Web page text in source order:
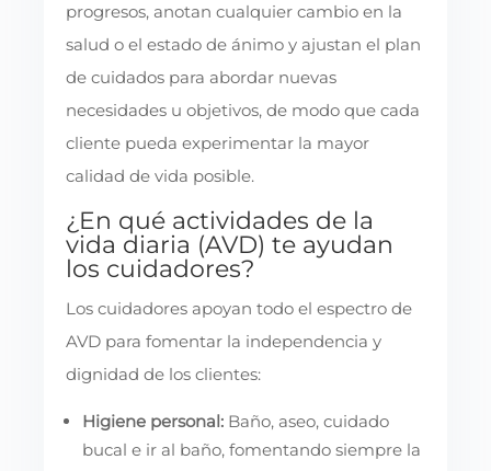
progresos, anotan cualquier cambio en la
salud o el estado de ánimo y ajustan el plan
de cuidados para abordar nuevas
necesidades u objetivos, de modo que cada
cliente pueda experimentar la mayor
calidad de vida posible.
¿En qué actividades de la
vida diaria (AVD) te ayudan
los cuidadores?
Los cuidadores apoyan todo el espectro de
AVD para fomentar la independencia y
dignidad de los clientes:
Higiene personal: Baño, aseo, cuidado
bucal e ir al baño, fomentando siempre la